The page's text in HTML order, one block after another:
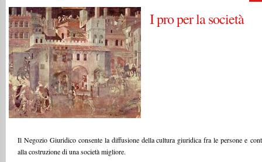
I pro per la società
Il Negozio Giuridico consente la diffusione della cultura giuridica fra le persone e
alla costruzione di una società migliore.